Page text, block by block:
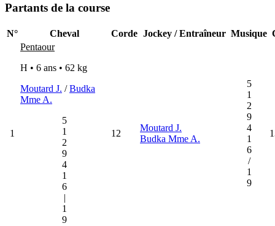
Partants de la course
N° Cheval Corde Jockey / Entraîneur Musique
1
Pentaour
H • 6 ans • 62 kg
Moutard J. /Budka
Mme A.
5
1
2
9
4
1
6
|
1
9
12
Moutard J.
Budka Mme A.
5
1
2
9
4
1
6
/
1
9